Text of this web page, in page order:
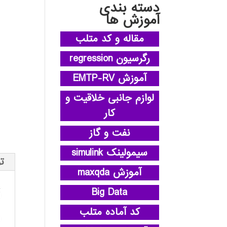
دسته بندی
آموزش ها
مقاله و کد متلب
رگرسیون regression
آموزش EMTP-RV
لوازم جانبی خلاقیت و
کار
نفت و گاز
سیمولینک simulink
آموزش maxqda
Big Data
کد آماده متلب